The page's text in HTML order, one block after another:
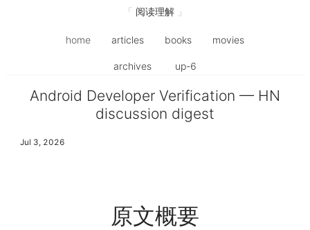
阅读理解
home articles books movies
archives up-6
Android Developer Verification — HN
discussion digest
Jul 3, 2026
原文概要